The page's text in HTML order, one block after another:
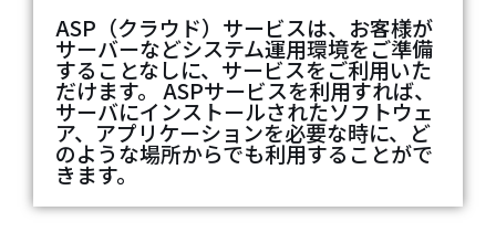
ASP（クラウド）サービスは、お客様が
サーバーなどシステム運用環境をご準備
することなしに、サービスをご利用いた
だけます。 ASPサービスを利用すれば、
サーバにインストールされたソフトウェ
ア、アプリケーションを必要な時に、ど
のような場所からでも利用することがで
きます。